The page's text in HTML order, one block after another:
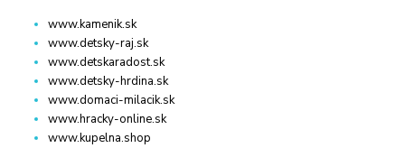
www.kamenik.sk
www.detsky-raj.sk
www.detskaradost.sk
www.detsky-hrdina.sk
www.domaci-milacik.sk
www.hracky-online.sk
www.kupelna.shop